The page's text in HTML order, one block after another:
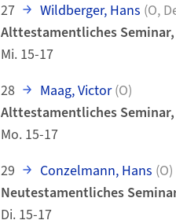
27
Wildberger, Hans (O,
Alttestamentliches
Mi. 15-17
28
Maag, Victor (O)
Alttestamentliches
Mo. 15-17
29
Conzelmann, Hans (O)
Neutestamentliches
Di. 15-17